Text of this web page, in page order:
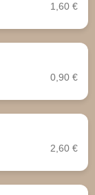
1,60 €
0,90 €
2,60 €